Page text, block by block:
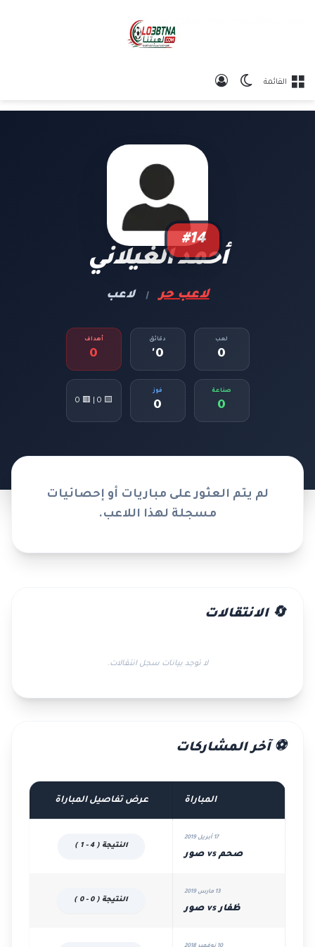
القائمة الوضع المظلم
#14
أحمد الغيلاني
لاعب حر | لاعب
لعب
0
دقائق
0'
أهداف
0
صناعة
0
فوز
0
🟨 0 | 🟥 0
لم يتم العثور على مباريات أو إحصائيات
مسجلة لهذا اللاعب.
🔄 الانتقالات
لا توجد بيانات سجل انتقالات.
⚽ آخر المشاركات
المباراة عرض تفاصيل المباراة
17 أبريل 2019
صحم vs صور
النتيجة ( 4 - 1 )
13 مارس 2019
ظفار vs صور
النتيجة ( 0 - 0 )